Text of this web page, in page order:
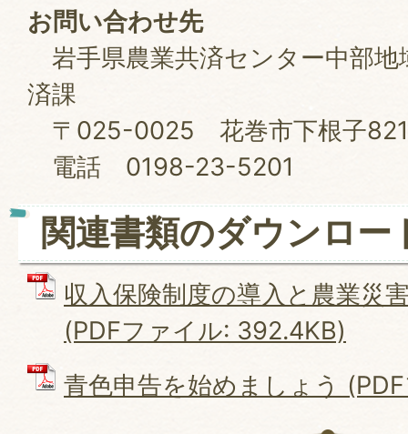
お問い合わせ先
岩手県農業共済センター中部
済課
〒025-0025 花巻市下根子
電話 0198-23-5201
関連書類のダウンロー
収入保険制度の導入と農業災
(PDFファイル: 392.4KB)
青色申告を始めましょう